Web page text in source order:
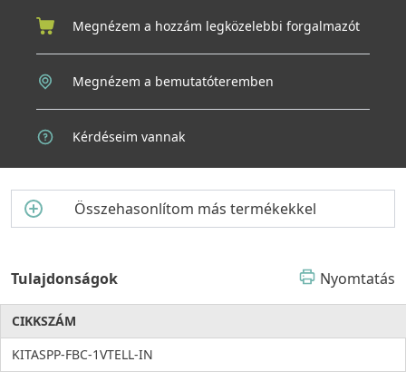
Megnézem a hozzám legközelebbi forgalmazót
Megnézem a bemutatóteremben
Kérdéseim vannak
Összehasonlítom más termékekkel
Tulajdonságok Nyomtatás
CIKKSZÁM
KITASPP-FBC-1VTELL-IN